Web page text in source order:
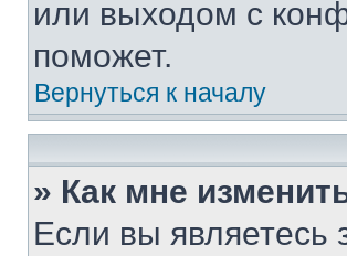
или выходом с
поможет.
Вернуться к началу
» Как мне
Если вы являетесь